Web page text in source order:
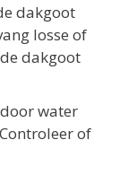
dakgoot
losse of
dakgoot
water
of